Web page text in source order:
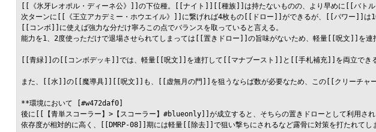
[[《氷牙レオポル・ディーネ公》]]の下位種。[[ナイト]][[種族]]は持たないものの、より早めに[[バトル
次ターンに[[《王立アカデミー・ホウエイル》]]に繋げれば4枚もの[[ドロー]]ができるが、[[パワー]]
[[コンボ]]に使えば強力な分だけ寧ろこの点でバランスを取っていると言える。
能力を1、2度使っただけで退場させられてしまっては[[置きドロー]]の旨味がないため、軽量[[呪文]]を連
[[青緑]]の[[コンボデッキ]]では、軽量[[呪文]]を連打して[[マナブースト]]と[[手札補充]]を両立できる
また、[[水]]の[[魔導具]][[呪文]]も、[[虚無月の門]]を狙うならば数が必要なため、この[[クリーチャー
**環境において [#w472daf0]
後に[[【青単スコーラー】>【スコーラー】#blueonly]]が成立すると、そちらの置きドローとして利用
依存度が相対的に高く、[[DMRP-08]]期には軽量[[除去]]で狙い撃ちにされるなど露骨に対策を打たれてし